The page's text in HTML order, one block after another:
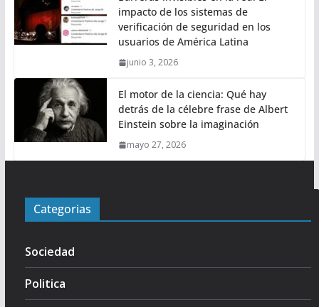
impacto de los sistemas de
verificación de seguridad en los
usuarios de América Latina
junio 3, 2026
El motor de la ciencia: Qué hay
detrás de la célebre frase de Albert
Einstein sobre la imaginación
mayo 27, 2026
Categorias
Sociedad
Politica